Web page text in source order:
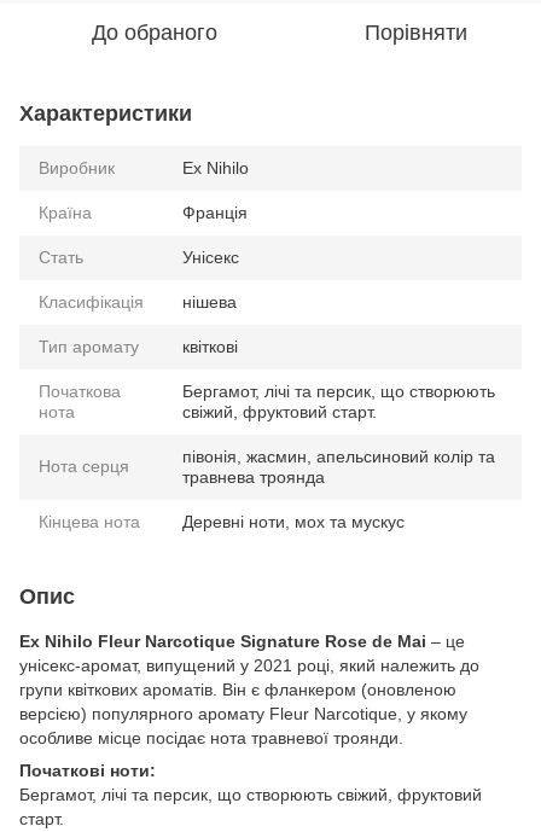
До обраного Порівняти
Характеристики
Виробник Ex Nihilo
Країна Франція
Стать Унісекс
Класифікація нішева
Тип аромату квіткові
Початкова
нота
Бергамот, лічі та персик, що створюють
свіжий, фруктовий старт.
Нота серця
півонія, жасмин, апельсиновий колір та
травнева троянда
Кінцева нота Деревні ноти, мох та мускус
Опис
Ex Nihilo Fleur Narcotique Signature Rose de Mai – це
унісекс-аромат, випущений у 2021 році, який належить до
групи квіткових ароматів. Він є фланкером (оновленою
версією) популярного аромату Fleur Narcotique, у якому
особливе місце посідає нота травневої троянди.
Початкові ноти:
Бергамот, лічі та персик, що створюють свіжий, фруктовий
старт.